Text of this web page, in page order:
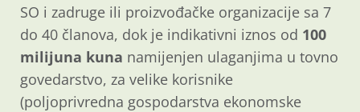
SO i zadruge ili proizvođačke organizacije sa 7
do 40 članova, dok je indikativni iznos od 100
milijuna kuna namijenjen ulaganjima u tovno
govedarstvo, za velike korisnike
(poljoprivredna gospodarstva ekonomske